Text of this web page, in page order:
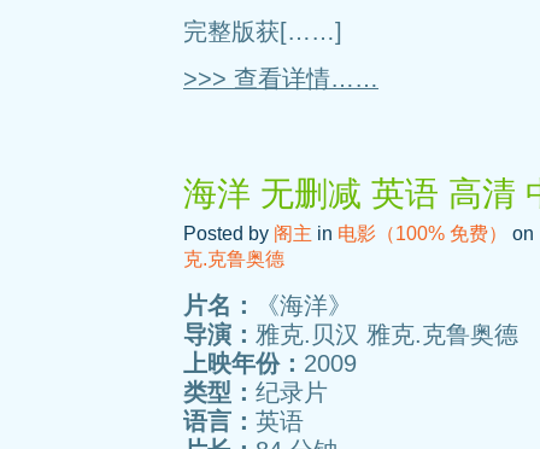
完整版获[……]
>>> 查看详情……
海洋 无删减 英语 高清
Posted by 阁主 in 电影（100% 免费）
on
克.克鲁奥德
片名：
《海洋》
导演： 雅克.贝汉 雅克.克鲁奥德
上映年份： 2009
类型： 纪录片
语言： 英语